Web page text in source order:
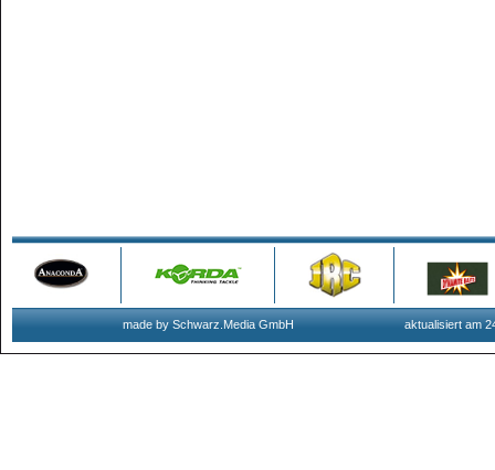
made by Schwarz.Media GmbH aktualisiert am